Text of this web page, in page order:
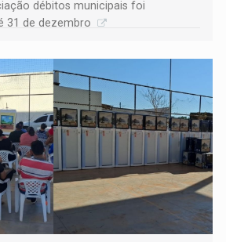
débitos municipais foi
31 de dezembro